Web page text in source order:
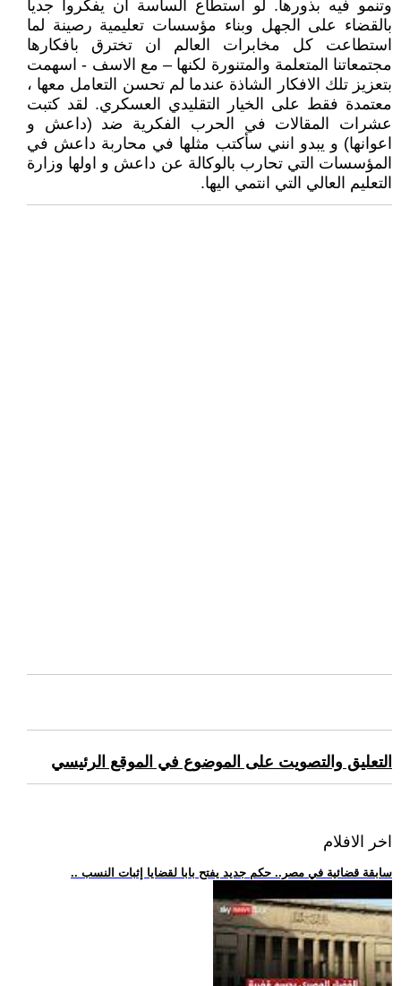
وتنمو فيه بذورها. لو استطاع الساسة ان يفكروا جديا
بالقضاء على الجهل وبناء مؤسسات تعليمية رصينة لما
استطاعت كل مخابرات العالم ان تخترق بافكارها
مجتمعاتنا المتعلمة والمتنورة لكنها – مع الاسف - اسهمت
بتعزيز تلك الافكار الشاذة عندما لم تحسن التعامل معها ،
معتمدة فقط على الخيار التقليدي العسكري. لقد كتبت
عشرات المقالات في الحرب الفكرية ضد (داعش و
اعوانها) و يبدو انني سأكتب مثلها في محاربة داعش في
المؤسسات التي تحارب بالوكالة عن داعش و اولها وزارة
التعليم العالي التي انتمي اليها.
التعليق والتصويت على الموضوع في الموقع الرئيسي
اخر الافلام
.. سابقة قضائية في مصر.. حكم جديد يفتح بابا لقضايا إثبات النسب